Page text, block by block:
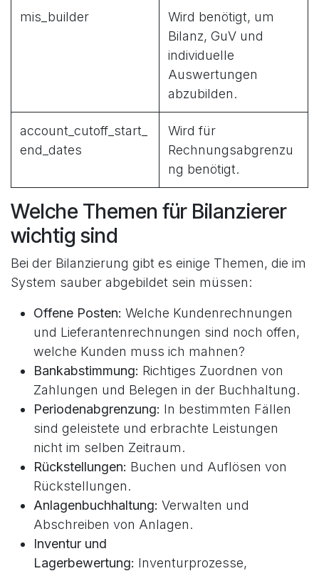
mis_builder
Wird benötigt, um
Bilanz, GuV und
individuelle
Auswertungen
abzubilden.
account_cutoff_start_
end_dates
Wird für
Rechnungsabgrenzu
ng benötigt.
Welche Themen für Bilanzierer
wichtig sind
Bei der Bilanzierung gibt es einige Themen, die im
System sauber abgebildet sein müssen:
Offene Posten: Welche Kundenrechnungen
und Lieferantenrechnungen sind noch offen,
welche Kunden muss ich mahnen?
Bankabstimmung: Richtiges Zuordnen von
Zahlungen und Belegen in der Buchhaltung.
Periodenabgrenzung: In bestimmten Fällen
sind geleistete und erbrachte Leistungen
nicht im selben Zeitraum.
Rückstellungen: Buchen und Auflösen von
Rückstellungen.
Anlagenbuchhaltung: Verwalten und
Abschreiben von Anlagen.
Inventur und
Lagerbewertung: Inventurprozesse,